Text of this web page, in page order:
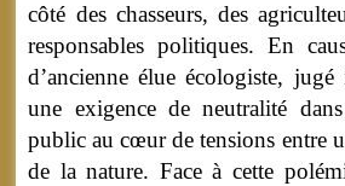
côté des chasseurs, des
responsables politiques. En
d’ancienne élue écologiste,
une exigence de neutralité
public au cœur de tensions entre
de la nature. Face à cette